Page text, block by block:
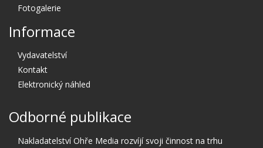
Fotogalerie
Informace
Vydavatelství
Kontakt
Elektronický náhled
Odborné publikace
Nakladatelství Ohře Media rozvíjí svoji činnost na trhu